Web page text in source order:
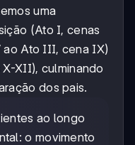
uma
(Ato I, cenas
Ato III, cena IX)
XII), culminando
dos pais.
ao longo
o movimento